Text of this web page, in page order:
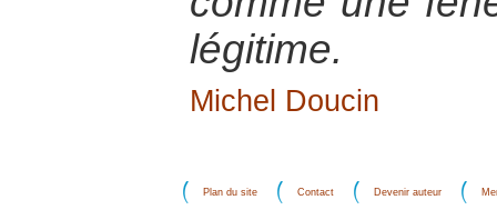
légitime.
Michel Doucin
Plan du site Contact Devenir auteur